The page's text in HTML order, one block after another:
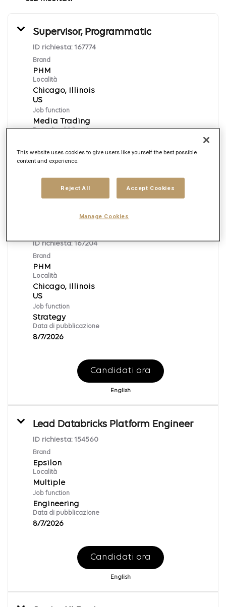
Supervisor, Programmatic
ID richiesta: 167774
Brand
PHM
Località
Chicago, Illinois
Job function
Media Trading
Data di pubblicazione
ID richiesta:167204
Brand
PHM
Località
Chicago, Illinois
Job function
Strategy
Data di pubblicazione
8/7/2026
Candidati ora
English
Lead Databricks Platform Engineer
ID richiesta: 154560
Brand
Epsilon
Località
Multiple
Job function
Engineering
Data di pubblicazione
8/7/2026
Candidati ora
English
This website uses cookies to give users like yourself the best possible
content and experience.
Reject All Accept Cookies
Manage Cookies